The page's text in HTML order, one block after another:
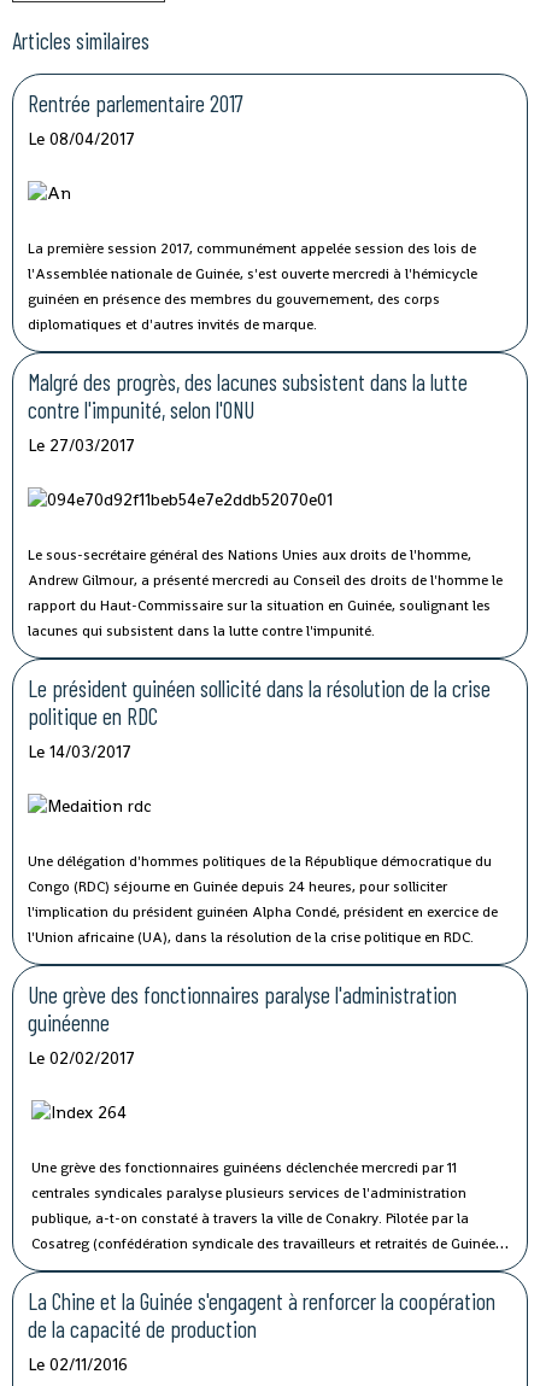
Articles similaires
Rentrée parlementaire 2017
Le 08/04/2017
La première session 2017, communément appelée session des lois de
l'Assemblée nationale de Guinée, s'est ouverte mercredi à l'hémicycle
guinéen en présence des membres du gouvernement, des corps
diplomatiques et d'autres invités de marque.
Malgré des progrès, des lacunes subsistent dans la lutte
contre l'impunité, selon l'ONU
Le 27/03/2017
Le sous-secrétaire général des Nations Unies aux droits de l'homme,
Andrew Gilmour, a présenté mercredi au Conseil des droits de l'homme le
rapport du Haut-Commissaire sur la situation en Guinée, soulignant les
lacunes qui subsistent dans la lutte contre l'impunité.
Le président guinéen sollicité dans la résolution de la crise
politique en RDC
Le 14/03/2017
Une délégation d'hommes politiques de la République démocratique du
Congo (RDC) séjourne en Guinée depuis 24 heures, pour solliciter
l'implication du président guinéen Alpha Condé, président en exercice de
l'Union africaine (UA), dans la résolution de la crise politique en RDC.
Une grève des fonctionnaires paralyse l'administration
guinéenne
Le 02/02/2017
Une grève des fonctionnaires guinéens déclenchée mercredi par 11
centrales syndicales paralyse plusieurs services de l'administration
publique, a-t-on constaté à travers la ville de Conakry. Pilotée par la
Cosatreg (confédération syndicale des travailleurs et retraités de Guinée)
et 10 centrales syndicales, la grève générale d'avertissement de 7 jours
vise à protester contre les mauvaises conditions de vie et de travail des
fonctionnaires du secteur public.
La Chine et la Guinée s'engagent à renforcer la coopération
de la capacité de production
Le 02/11/2016